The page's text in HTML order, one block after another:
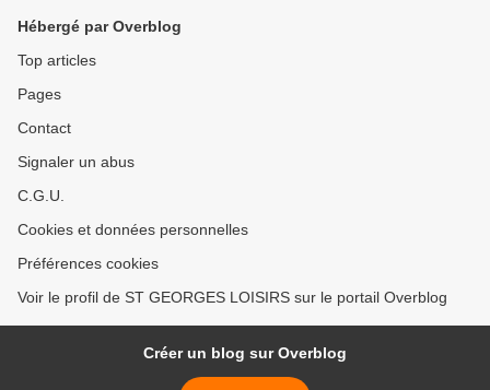
Hébergé par Overblog
Top articles
Pages
Contact
Signaler un abus
C.G.U.
Cookies et données personnelles
Préférences cookies
Voir le profil de ST GEORGES LOISIRS sur le portail Overblog
Créer un blog sur Overblog